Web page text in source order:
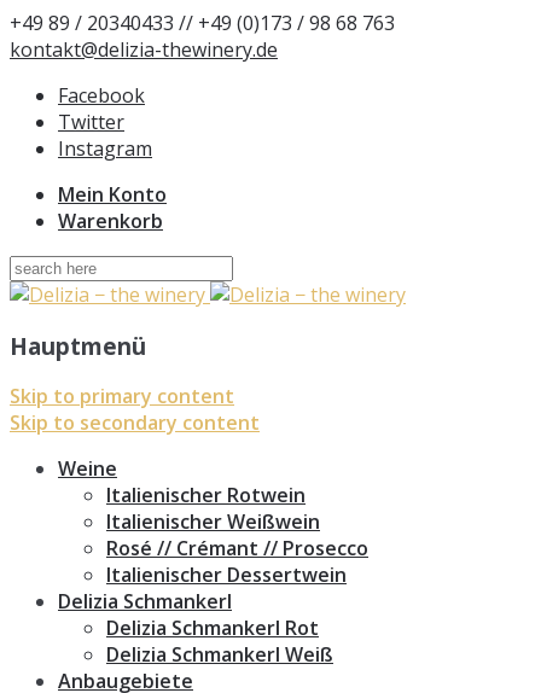
+49 89 / 20340433 // +49 (0)173 / 98 68 763
kontakt@delizia-thewinery.de
Facebook
Twitter
Instagram
Mein Konto
Warenkorb
Suchen
nach:
Hauptmenü
Skip to primary content
Skip to secondary content
Weine
Italienischer Rotwein
Italienischer Weißwein
Rosé // Crémant // Prosecco
Italienischer Dessertwein
Delizia Schmankerl
Delizia Schmankerl Rot
Delizia Schmankerl Weiß
Anbaugebiete